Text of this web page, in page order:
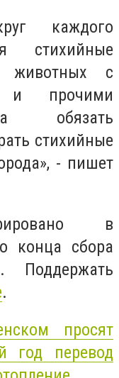
каждого
стихийные
животных с
и прочими
обязать
стихийные
- пишет
в
конца сбора
.
просят
год перевод